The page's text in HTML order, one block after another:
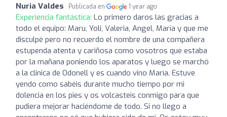
Nuria Valdes Publicada en 1 year ago
Experiencia fantástica: Lo primero daros las gracias a
todo el equipo: Maru, Yoli, Valeria, Angel, María y que me
disculpé pero no recuerdo el nombre de una compañera
estupenda atenta y cariñosa como vosotros que estaba
por la mañana poniendo los aparatos y luego se marchó
a la clinica de Odonell y es cuando vino María. Estuve
yendo como sabéis durante mucho tiempo por mi
dolencia en los pies y os volcasteis conmigo para que
pudiera mejorar haciéndome de todo. Si no llego a